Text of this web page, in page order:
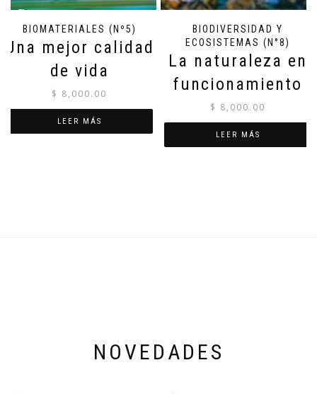
BIOMATERIALES (Nº5)
Una mejor calidad
de vida
$ 8,000.00
LEER MÁS
BIODIVERSIDAD Y
ECOSISTEMAS (N°8)
La naturaleza en
funcionamiento
$ 8,000.00
LEER MÁS
NOVEDADES